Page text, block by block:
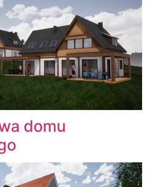
domu